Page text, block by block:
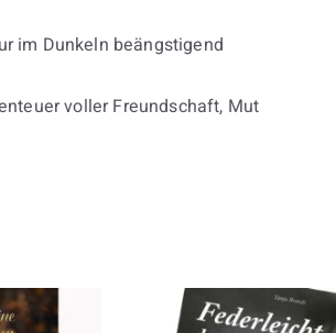
im Dunkeln beängstigend
voller Freundschaft, Mut